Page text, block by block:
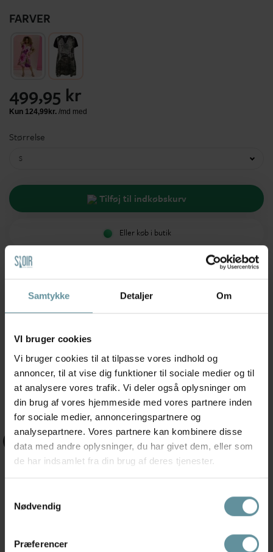
Samtykke Detaljer Om
VI bruger cookies
Vi bruger cookies til at tilpasse vores indhold og
annoncer, til at vise dig funktioner til sociale medier og til
at analysere vores trafik. Vi deler også oplysninger om
din brug af vores hjemmeside med vores partnere inden
for sociale medier, annonceringspartnere og
analysepartnere. Vores partnere kan kombinere disse
data med andre oplysninger, du har givet dem, eller som
de har indsamlet fra din brug af deres tjenester.
Nødvendig
Præferencer
FARVER
499,95 kr
Størrelse
S
Tilføj til indkøbskurv
Eller køb i butik
Hurtig 1-3 dages levering
14 dages fuld returret
Anbefalede produkter
Produkter med samme mærke
+42 +42